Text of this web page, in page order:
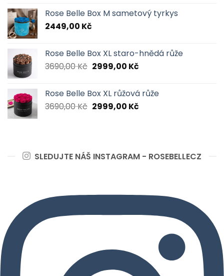
Rose Belle Box M sametový tyrkys
2449,00 Kč
Rose Belle Box XL staro-hnědá růže
3690,00Kč Původní
3690,00 Kč.
2999,00 KčAktuální
2999,00 Kč.
Rose Belle Box XL růžová růže
3690,00Kč Původní
2999,00 KčAktuální
SLEDUJTE NÁŠ INSTAGRAM - ROSEBELLECZ